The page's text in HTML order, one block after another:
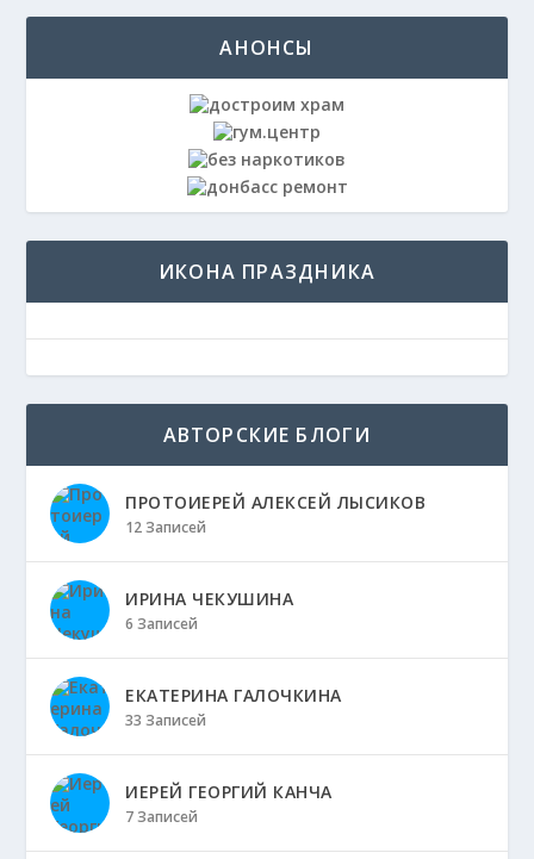
АНОНСЫ
ИКОНА ПРАЗДНИКА
АВТОРСКИЕ БЛОГИ
ПРОТОИЕРЕЙ АЛЕКСЕЙ ЛЫСИКОВ
12 Записей
ИРИНА ЧЕКУШИНА
6 Записей
ЕКАТЕРИНА ГАЛОЧКИНА
33 Записей
ИЕРЕЙ ГЕОРГИЙ КАНЧА
7 Записей